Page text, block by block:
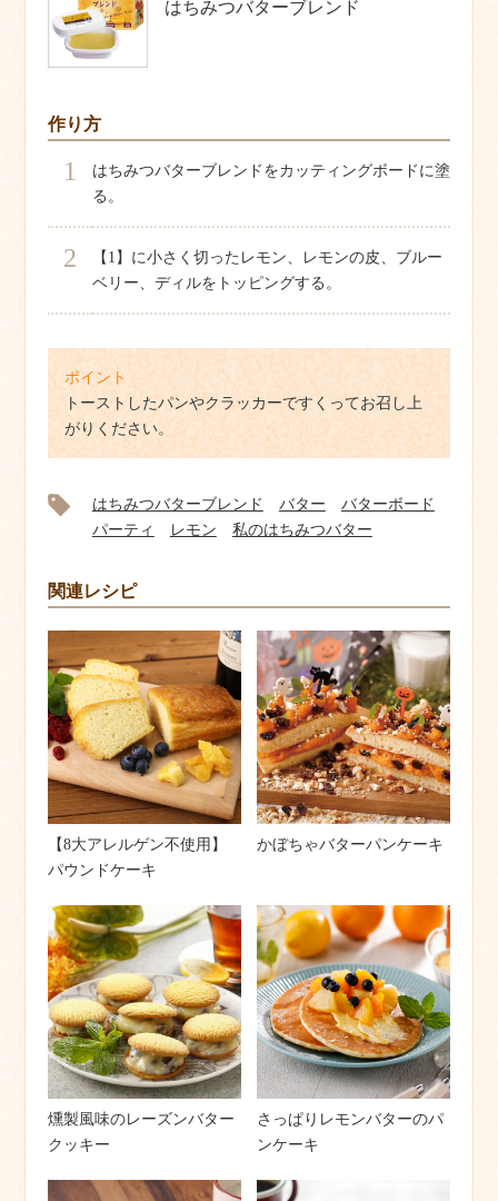
はちみつバターブレンド
作り方
1
はちみつバターブレンドをカッティングボードに塗
る。
2
【1】に小さく切ったレモン、レモンの皮、ブルー
ベリー、ディルをトッピングする。
ポイント
トーストしたパンやクラッカーですくってお召し上
がりください。
はちみつバターブレンド バター
バターボード
パーティ
レモン 私のはちみつバター
関連レシピ
【8大アレルゲン不使用】
パウンドケーキ
かぼちゃバターパンケーキ
燻製風味のレーズンバター
クッキー
さっぱりレモンバターのパ
ンケーキ